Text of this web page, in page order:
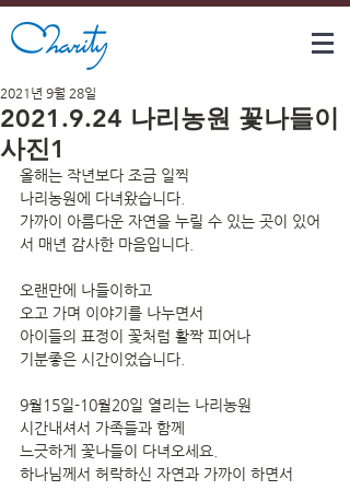
2021.9.24 나리농원 꽃나들이
사진1
2021년 9월 28일
올해는 작년보다 조금 일찍
나리농원에 다녀왔습니다.
가까이 아름다운 자연을 누릴 수 있는 곳이 있어
서 매년 감사한 마음입니다.
오랜만에 나들이하고
오고 가며 이야기를 나누면서
아이들의 표정이 꽃처럼 활짝 피어나
기분좋은 시간이었습니다.
9월15일-10월20일 열리는 나리농원
시간내셔서 가족들과 함께
느긋하게 꽃나들이 다녀오세요.
하나님께서 허락하신 자연과 가까이 하면서